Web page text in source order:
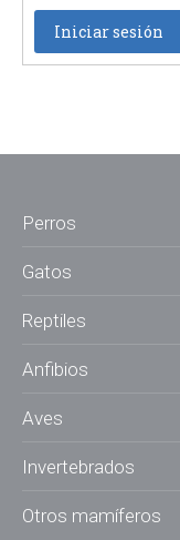
Iniciar sesión
Perros
Gatos
Reptiles
Anfibios
Aves
Invertebrados
Otros mamíferos